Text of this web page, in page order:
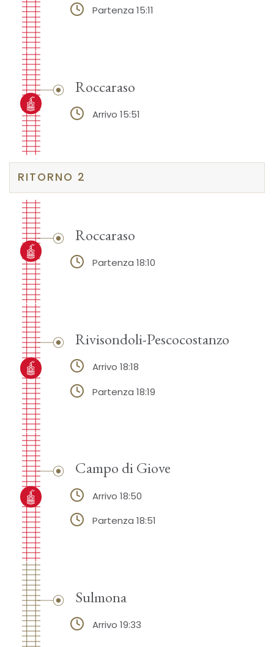
Partenza 15:11
Roccaraso
Arrivo 15:51
RITORNO 2
Roccaraso
Partenza 18:10
Rivisondoli-Pescocostanzo
Arrivo 18:18
Partenza 18:19
Campo di Giove
Arrivo 18:50
Partenza 18:51
Sulmona
Arrivo 19:33